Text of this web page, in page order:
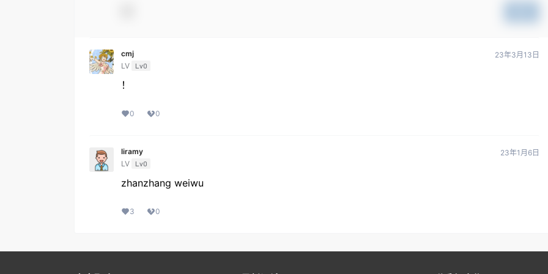
cmj
LV Lv0
23年3月13日
！
0 0
liramy
LV Lv0
23年1月6日
zhanzhang weiwu
3 0